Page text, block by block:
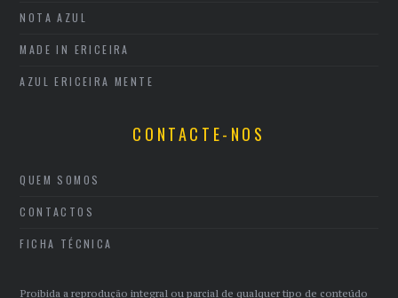
NOTA AZUL
MADE IN ERICEIRA
AZUL ERICEIRA MENTE
CONTACTE-NOS
QUEM SOMOS
CONTACTOS
FICHA TÉCNICA
Proibida a reprodução integral ou parcial de qualquer tipo de conteúdo